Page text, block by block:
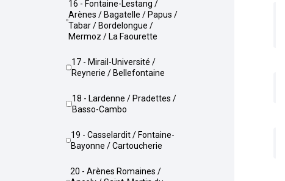
16 - Fontaine-Lestang /
Arènes / Bagatelle / Papus /
Tabar / Bordelongue /
Mermoz / La Faourette
17 - Mirail-Université /
Reynerie / Bellefontaine
18 - Lardenne / Pradettes /
Basso-Cambo
19 - Casselardit / Fontaine-
Bayonne / Cartoucherie
20 - Arènes Romaines /